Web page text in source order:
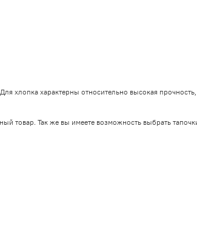
хлопка характерны относительно высокая
товар. Так же вы имеете возможность выбрать